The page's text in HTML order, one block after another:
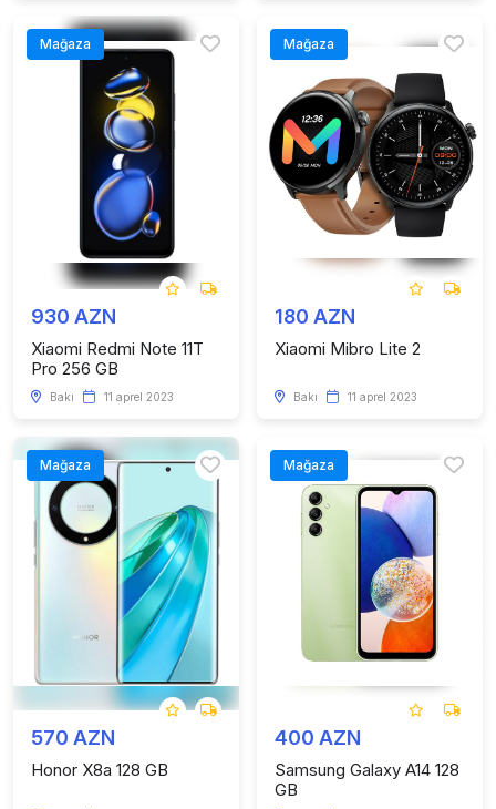
Mağaza
930 AZN
Xiaomi Redmi Note 11T
Pro 256 GB
Bakı 11 aprel 2023
Mağaza
180 AZN
Xiaomi Mibro Lite 2
Bakı 11 aprel 2023
Mağaza
570 AZN
Honor X8a 128 GB
Mağaza
400 AZN
Samsung Galaxy A14 128
GB